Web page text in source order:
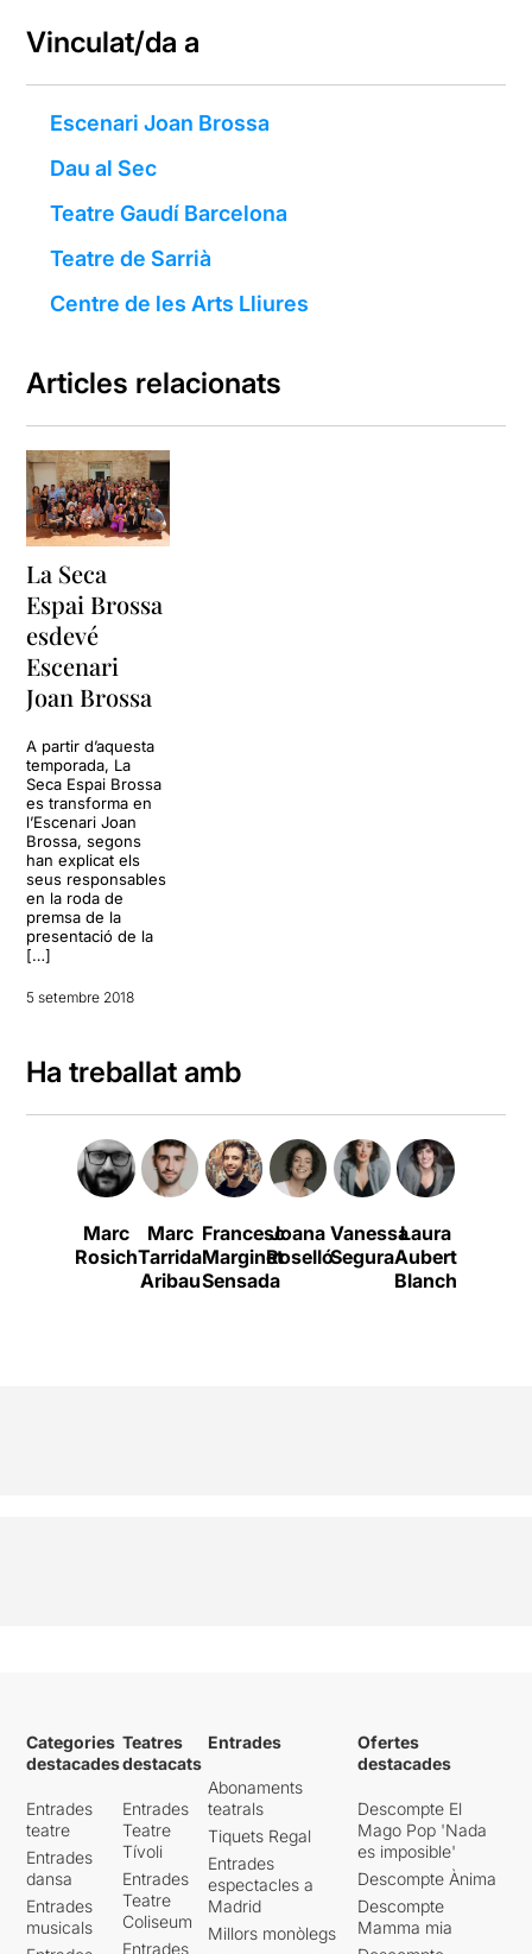
Vinculat/da a
Escenari Joan Brossa
Dau al Sec
Teatre Gaudí Barcelona
Teatre de Sarrià
Centre de les Arts Lliures
Articles relacionats
La Seca
Espai Brossa
esdevé
Escenari
Joan Brossa
A partir d’aquesta
temporada, La
Seca Espai Brossa
es transforma en
l’Escenari Joan
Brossa, segons
han explicat els
seus responsables
en la roda de
premsa de la
presentació de la
[…]
5 setembre 2018
Ha treballat amb
Marc
Rosich
Marc
Tarrida
Aribau
Francesc
Marginet
Sensada
Joana
Roselló
Vanessa
Segura
Laura
Aubert
Blanch
Categories
destacades
Entrades
teatre
Entrades
dansa
Entrades
musicals
Teatres
destacats
Entrades
Teatre
Tívoli
Entrades
Teatre
Coliseum
Entrades
Entrades
Abonaments
teatrals
Tiquets Regal
Entrades
espectacles a
Madrid
Millors monòlegs
Ofertes
destacades
Descompte El
Mago Pop 'Nada
es imposible'
Descompte Ànima
Descompte
Mamma mia